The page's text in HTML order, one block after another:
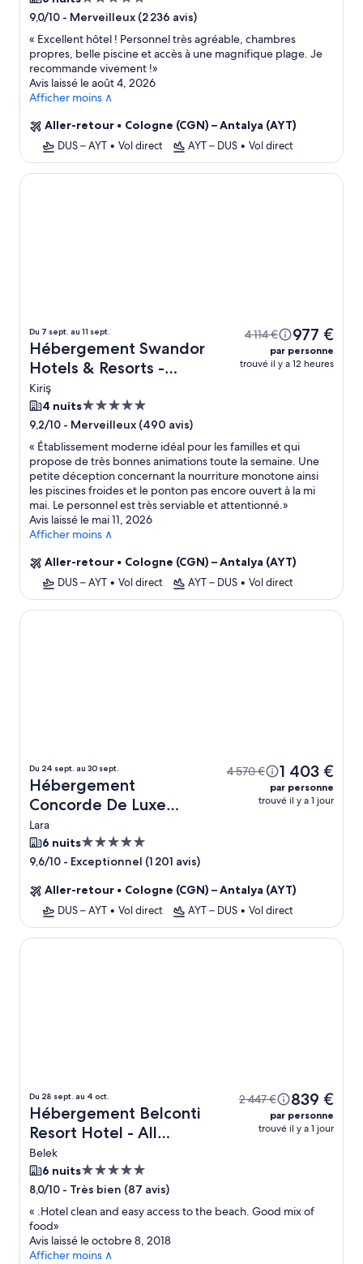
5.0 étoiles
9,0/10 - Merveilleux (2 236 avis)
« Excellent hôtel ! Personnel très agréable, chambres
propres, belle piscine et accès à une magnifique plage. Je
recommande vivement !»
Avis laissé le août 4, 2026
Afficher moins ∧
Aller-retour • Cologne (CGN) – Antalya (AYT)
DUS – AYT • Vol direct AYT – DUS • Vol direct
Du 7 sept. au 11 sept.
Hébergement Swandor
Hotels & Resorts -
Kemer - All Inclusive +
vol
Kiriş
4 114 € 977 €
par personne
trouvé il y a 12 heures
4 nuitsHébergement
5.0 étoiles
9,2/10 - Merveilleux (490 avis)
« Établissement moderne idéal pour les familles et qui
propose de très bonnes animations toute la semaine. Une
petite déception concernant la nourriture monotone ainsi
les piscines froides et le ponton pas encore ouvert à la mi
mai. Le personnel est très serviable et attentionné.»
Avis laissé le mai 11, 2026
Afficher moins ∧
Aller-retour • Cologne (CGN) – Antalya (AYT)
DUS – AYT • Vol direct AYT – DUS • Vol direct
Swandor Hotels & Resorts - Kemer - All Inclusive
Du 24 sept. au 30 sept.
Hébergement
Concorde De Luxe
Resort Lara Antalya -
Prive Ultra All Inclusive
+ vol
Lara
4 570 € 1 403 €
par personne
trouvé il y a 1 jour
6 nuitsHébergement
5.0 étoiles
9,6/10 - Exceptionnel (1 201 avis)
Aller-retour • Cologne (CGN) – Antalya (AYT)
DUS – AYT • Vol direct AYT – DUS • Vol direct
Concorde De Luxe Resort Lara Antalya - Prive Ultra All
Du 28 sept. au 4 oct.
Hébergement Belconti
Resort Hotel - All
Inclusive + vol
Belek
2 447 € 839 €
par personne
trouvé il y a 1 jour
6 nuitsHébergement
5.0 étoiles
8,0/10 - Très bien (87 avis)
« .Hotel clean and easy access to the beach. Good mix of
food»
Avis laissé le octobre 8, 2018
Afficher moins ∧
Belconti Resort Hotel - All Inclusive